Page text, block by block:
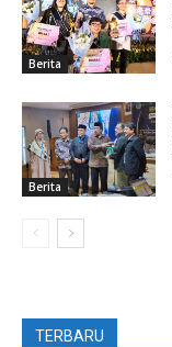
Berita
Berita
TERBARU